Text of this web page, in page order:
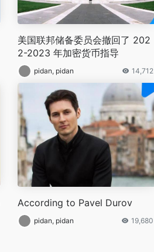
美国联邦储备委员会撤回了 202
2-2023 年加密货币指导
pidan, pidan 14,712
According to Pavel Durov
pidan, pidan 19,680